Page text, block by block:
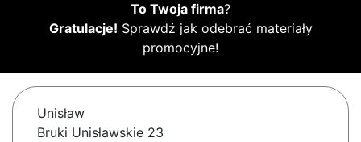
To Twoja firma?
Gratulacje! Sprawdź jak odebrać materiały
promocyjne!
Unisław
Bruki Unisławskie 23